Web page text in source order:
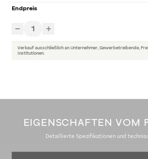
Endpreis
− 1 +
Verkauf ausschließlich an Unternehmer, Gewerbetreibende,
Institutionen.
EIGENSCHAFTEN VOM
Detaillierte Spezifikationen und